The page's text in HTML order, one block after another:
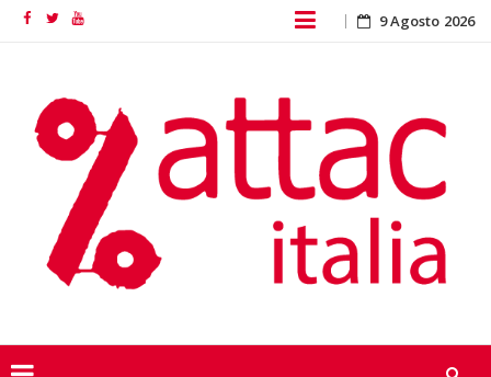
FacebookTwitterYouTube Skip
content
9 Agosto 2026